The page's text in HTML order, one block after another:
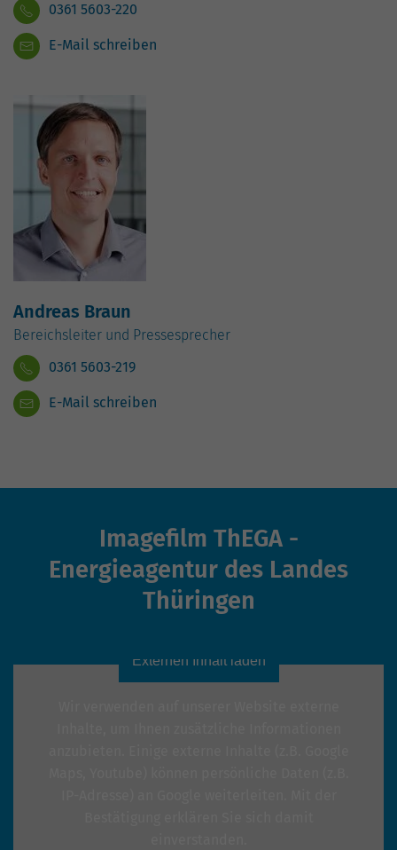
0361 5603-220
E-Mail schreiben
Andreas Braun
Bereichsleiter und Pressesprecher
0361 5603-219
E-Mail schreiben
Imagefilm ThEGA -
Energieagentur des Landes
Thüringen
Externen Inhalt laden